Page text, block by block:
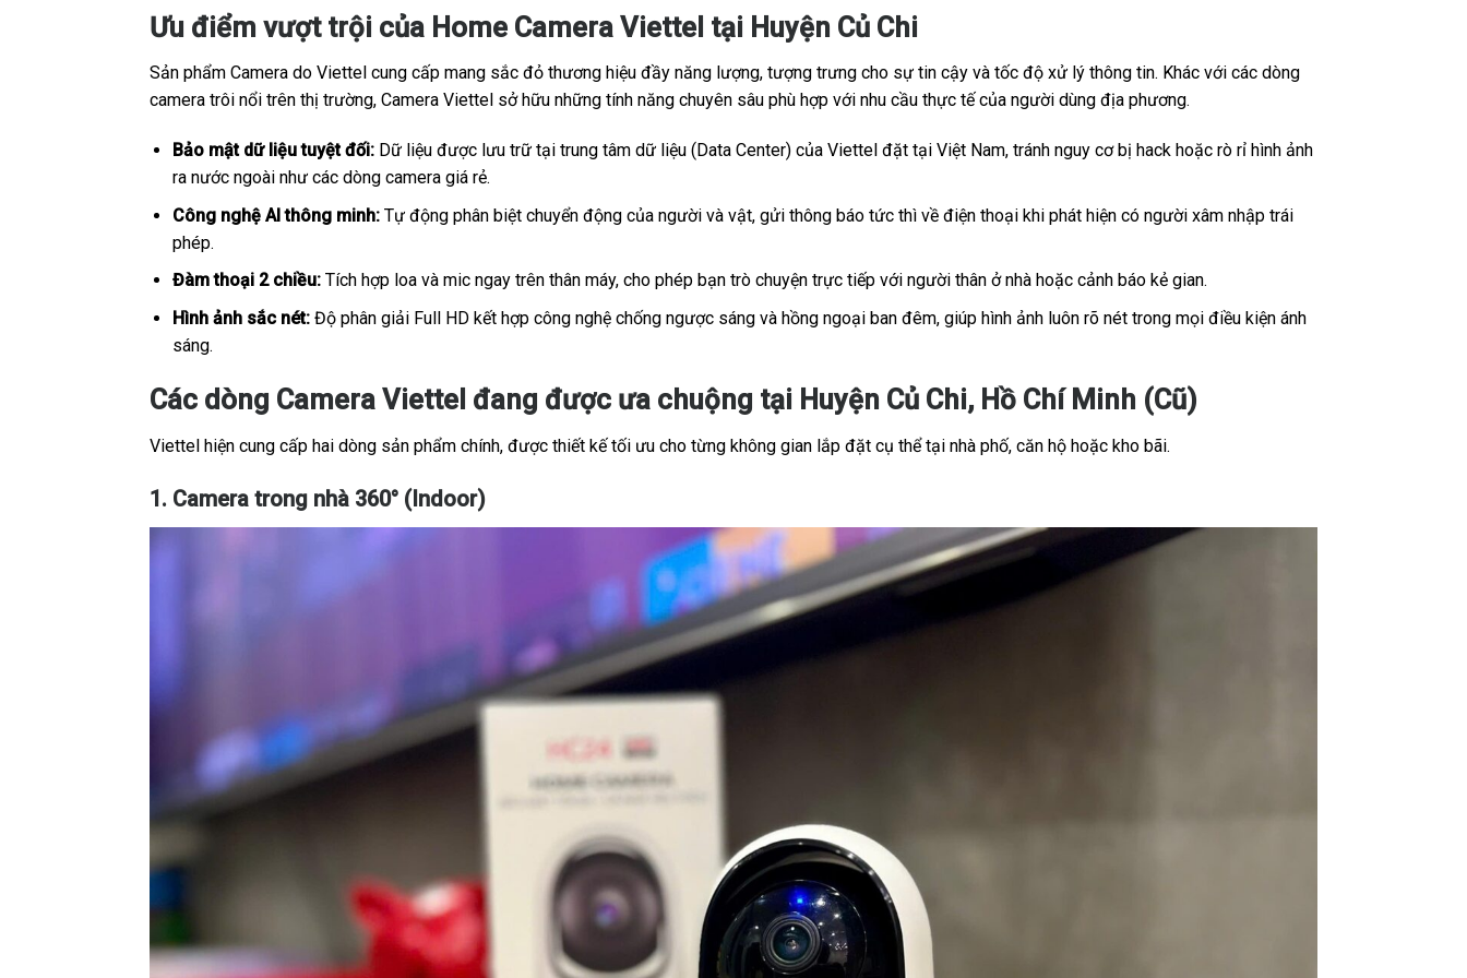
Ưu điểm vượt trội của Home Camera Viettel tại Huyện Củ Chi
Sản phẩm Camera do Viettel cung cấp mang sắc đỏ thương hiệu đầy năng lượng, tượng trưng cho sự tin cậy và tốc độ xử lý thông tin. Khác với các dòng
camera trôi nổi trên thị trường, Camera Viettel sở hữu những tính năng chuyên sâu phù hợp với nhu cầu thực tế của người dùng địa phương.
Bảo mật dữ liệu tuyệt đối:Dữ liệu được lưu trữ tại trung tâm dữ liệu (Data Center) của Viettel đặt tại Việt Nam, tránh nguy cơ bị hack hoặc rò rỉ hình ảnh
ra nước ngoài như các dòng camera giá rẻ.
Công nghệ AI thông minh:Tự động phân biệt chuyển động của người và vật, gửi thông báo tức thì về điện thoại khi phát hiện có người xâm nhập trái
phép.
Đàm thoại 2 chiều:Tích hợp loa và mic ngay trên thân máy, cho phép bạn trò chuyện trực tiếp với người thân ở nhà hoặc cảnh báo kẻ gian.
Hình ảnh sắc nét:Độ phân giải Full HD kết hợp công nghệ chống ngược sáng và hồng ngoại ban đêm, giúp hình ảnh luôn rõ nét trong mọi điều kiện ánh
sáng.
Các dòng Camera Viettel đang được ưa chuộng tại Huyện Củ Chi, Hồ Chí Minh (Cũ)
Viettel hiện cung cấp hai dòng sản phẩm chính, được thiết kế tối ưu cho từng không gian lắp đặt cụ thể tại nhà phố, căn hộ hoặc kho bãi.
1. Camera trong nhà 360° (Indoor)